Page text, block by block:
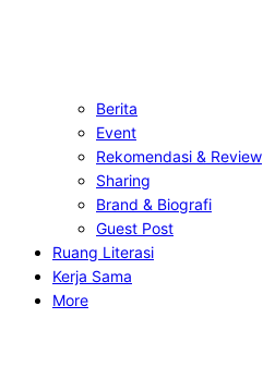
Berita
Event
Rekomendasi & Review
Sharing
Brand & Biografi
Guest Post
Ruang Literasi
Kerja Sama
More